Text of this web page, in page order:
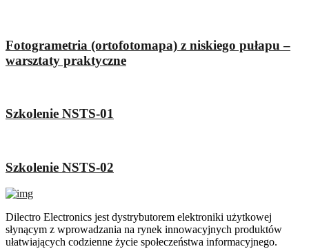
Fotogrametria (ortofotomapa) z niskiego pułapu –
warsztaty praktyczne
Szkolenie NSTS-01
Szkolenie NSTS-02
Dilectro Electronics jest dystrybutorem elektroniki użytkowej
słynącym z wprowadzania na rynek innowacyjnych produktów
ułatwiających codzienne życie społeczeństwa informacyjnego.